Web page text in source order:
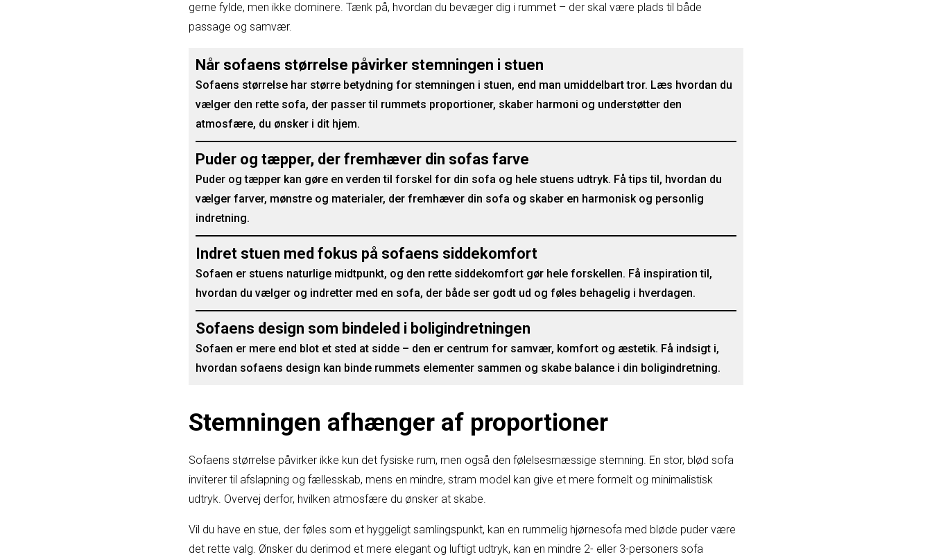
gerne fylde, men ikke dominere. Tænk på, hvordan du bevæger dig i rummet – der skal være plads til både
passage og samvær.
Når sofaens størrelse påvirker stemningen i stuen
Sofaens størrelse har større betydning for stemningen i stuen, end man umiddelbart tror. Læs hvordan du
vælger den rette sofa, der passer til rummets proportioner, skaber harmoni og understøtter den
atmosfære, du ønsker i dit hjem.
Puder og tæpper, der fremhæver din sofas farve
Puder og tæpper kan gøre en verden til forskel for din sofa og hele stuens udtryk. Få tips til, hvordan du
vælger farver, mønstre og materialer, der fremhæver din sofa og skaber en harmonisk og personlig
indretning.
Indret stuen med fokus på sofaens siddekomfort
Sofaen er stuens naturlige midtpunkt, og den rette siddekomfort gør hele forskellen. Få inspiration til,
hvordan du vælger og indretter med en sofa, der både ser godt ud og føles behagelig i hverdagen.
Sofaens design som bindeled i boligindretningen
Sofaen er mere end blot et sted at sidde – den er centrum for samvær, komfort og æstetik. Få indsigt i,
hvordan sofaens design kan binde rummets elementer sammen og skabe balance i din boligindretning.
Stemningen afhænger af proportioner
Sofaens størrelse påvirker ikke kun det fysiske rum, men også den følelsesmæssige stemning. En stor, blød sofa
inviterer til afslapning og fællesskab, mens en mindre, stram model kan give et mere formelt og minimalistisk
udtryk. Overvej derfor, hvilken atmosfære du ønsker at skabe.
Vil du have en stue, der føles som et hyggeligt samlingspunkt, kan en rummelig hjørnesofa med bløde puder være
det rette valg. Ønsker du derimod et mere elegant og luftigt udtryk, kan en mindre 2- eller 3-personers sofa